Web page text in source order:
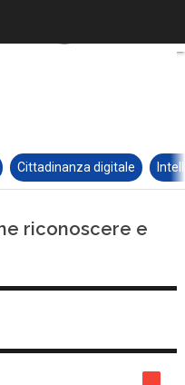
Cittadinanza digitale
riconoscere e